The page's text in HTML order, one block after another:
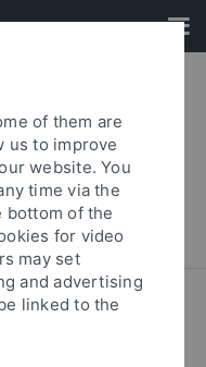
des
Forschungsprojekte
of them are
us to improve
website. You
time via the
bottom of the
for video
may set
and advertising
linked to the